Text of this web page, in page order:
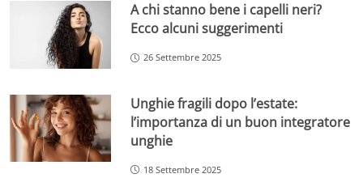
A chi stanno bene i capelli neri?
Ecco alcuni suggerimenti
26 Settembre 2025
Unghie fragili dopo l’estate:
l’importanza di un buon integratore
unghie
18 Settembre 2025